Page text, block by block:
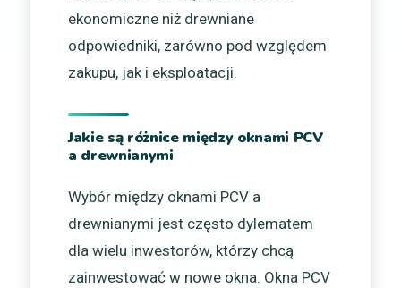
ekonomiczne niż drewniane
odpowiedniki, zarówno pod względem
zakupu, jak i eksploatacji.
Jakie są różnice między oknami PCV
a drewnianymi
Wybór między oknami PCV a
drewnianymi jest często dylematem
dla wielu inwestorów, którzy chcą
zainwestować w nowe okna. Okna PCV